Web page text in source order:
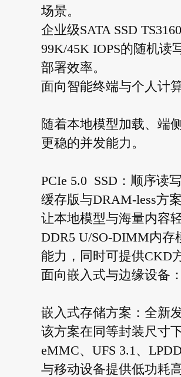
场景。
企业级SATA SSD
99K/45K IOPS的随机
部署效率。
面向智能终端与个人计
随着本地模型加载、端
更稳的并发能力。
PCIe 5.0 SSD：顺序读
缓存版与DRAM-less方
让本地模型与海量内容
DDR5 U/SO-DIMM内存
能力，同时可提供CKD
面向嵌入式与边缘设备
嵌入式存储方案：全新
该方案在同等封装尺寸
eMMC、UFS 3.1、
与移动设备提供低功耗